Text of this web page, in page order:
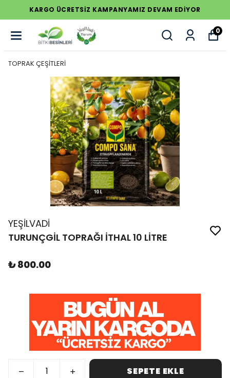
KARGO ÜCRETSİZ KAMPANYAMIZ DEVAM EDİYOR
0
TOPRAK ÇEŞİTLERİ
YEŞİLVADİ
TURUNÇGİL TOPRAĞI İTHAL 10 LİTRE
₺ 800.00
SEPETE EKLE